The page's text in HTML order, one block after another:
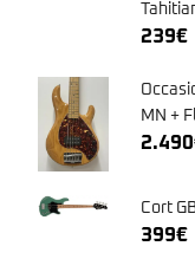
239€
MN +
2.490
Cort
399€